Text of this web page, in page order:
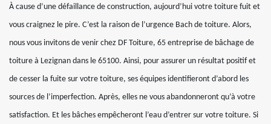
À cause d’une défaillance de construction, aujourd’hui votre toiture fuit et
vous craignez le pire. C’est la raison de l’urgence Bach de toiture. Alors,
nous vous invitons de venir chez DF Toiture, 65 entreprise de bâchage de
toiture à Lezignan dans le 65100. Ainsi, pour assurer un résultat positif et
de cesser la fuite sur votre toiture, ses équipes identifieront d’abord les
sources de l’imperfection. Après, elles ne vous abandonneront qu’à votre
satisfaction. Et les bâches empêcheront l’eau d’entrer sur votre toiture. Si